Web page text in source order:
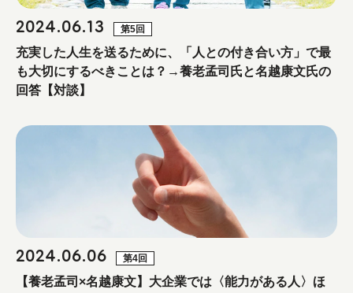
2024.06.13 第5回
充実した人生を送るために、「人との付き合い方」で最
も大切にするべきことは？→養老孟司氏と名越康文氏の
回答【対談】
2024.06.06 第4回
【養老孟司×名越康文】大企業では〈能力がある人〉ほ